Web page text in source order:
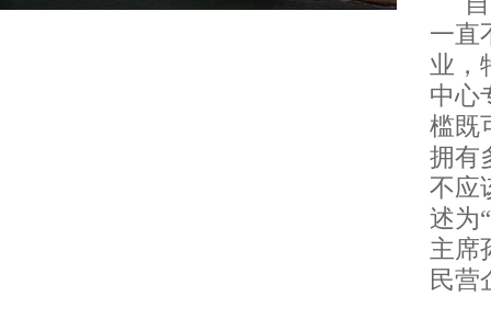
一直
业，
中心
槛既
拥有
不应
述为
主席
民营